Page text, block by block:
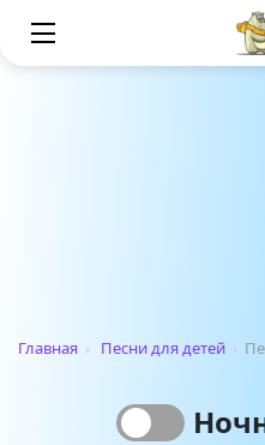
Главная › Песни для детей ›